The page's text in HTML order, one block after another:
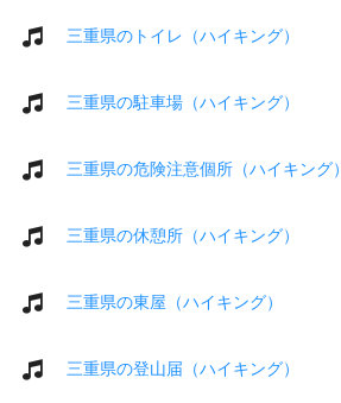
三重県のトイレ（ハイキング）
三重県の駐車場（ハイキング）
三重県の危険注意個所（ハイキング）
三重県の休憩所（ハイキング）
三重県の東屋（ハイキング）
三重県の登山届（ハイキング）